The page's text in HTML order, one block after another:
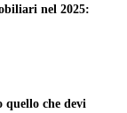
nel 2025:
quello che devi